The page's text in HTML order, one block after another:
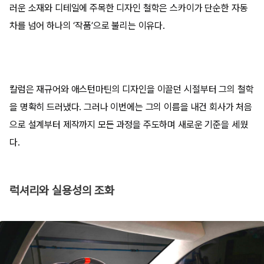
러운 소재와 디테일에 주목한 디자인 철학은 스카이가 단순한 자동
차를 넘어 하나의 ‘작품’으로 불리는 이유다.
칼럼은 재규어와 애스턴마틴의 디자인을 이끌던 시절부터 그의 철학
을 명확히 드러냈다. 그러나 이번에는 그의 이름을 내건 회사가 처음
으로 설계부터 제작까지 모든 과정을 주도하며 새로운 기준을 세웠
다.
럭셔리와 실용성의 조화